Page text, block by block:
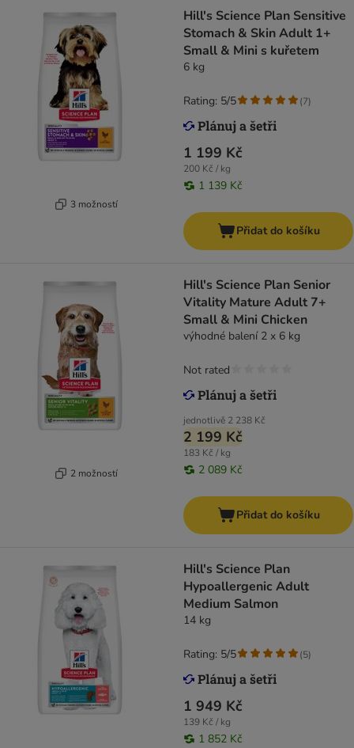
3 možností
Hill's Science Plan Sensitive
Stomach & Skin Adult 1+
Small & Mini s kuřetem
6 kg
1 199 Kč
200 Kč / kg
1 139 Kč
Rating: 5/5 (7)
Přidat do košíku
2 možností
Hill's Science Plan Senior
Vitality Mature Adult 7+
Small & Mini Chicken
výhodné balení 2 x 6 kg
jednotlivě 2 238 Kč
2 199 Kč
183 Kč / kg
2 089 Kč
Not rated
Přidat do košíku
Hill's Science Plan
Hypoallergenic Adult
Medium Salmon
14 kg
1 949 Kč
139 Kč / kg
1 852 Kč
Rating: 5/5 (5)